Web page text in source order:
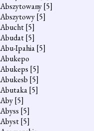
Abszytowany[5]
Abszytowy[5]
Abucht[5]
Abudat[5]
Abu-Ipahia[5]
Abukepo
Abukeps [5]
Abukesb [5]
Abutaka[5]
Aby[5]
Abyss [5]
Abyst[5]